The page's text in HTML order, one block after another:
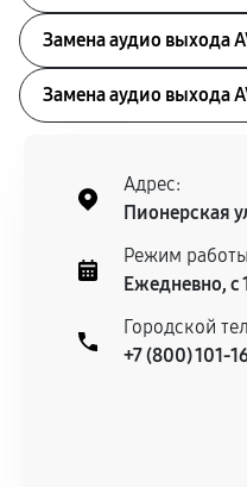
Замена аудио выхода
Замена аудио выхода
Адрес:
Пионерская
Режим
Ежедневно, с
Городской
+7 (800) 101-